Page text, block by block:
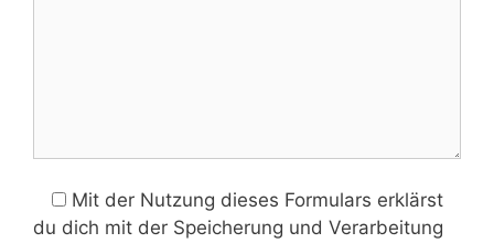
Mit der Nutzung dieses Formulars erklärst
du dich mit der Speicherung und Verarbeitung